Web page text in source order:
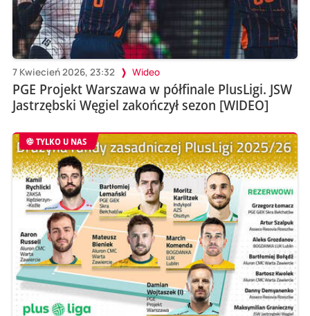
7 Kwiecień 2026, 23:32 Wideo
PGE Projekt Warszawa w półfinale PlusLigi. JSW
Jastrzębski Węgiel zakończył sezon [WIDEO]
TYLKO U NAS